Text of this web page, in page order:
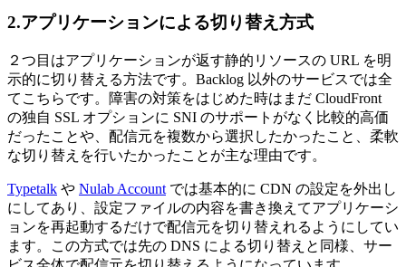
2.アプリケーションによる切り替え方式
２つ目はアプリケーションが返す静的リソースの URL を明
示的に切り替える方法です。Backlog 以外のサービスでは全
てこちらです。障害の対策をはじめた時はまだ CloudFront
の独自 SSL オプションに SNI のサポートがなく比較的高価
だったことや、配信元を複数から選択したかったこと、柔軟
な切り替えを行いたかったことが主な理由です。
Typetalk や Nulab Account では基本的に CDN の設定を外出し
にしてあり、設定ファイルの内容を書き換えてアプリケーシ
ョンを再起動するだけで配信元を切り替えれるようにしてい
ます。この方式では先の DNS による切り替えと同様、サー